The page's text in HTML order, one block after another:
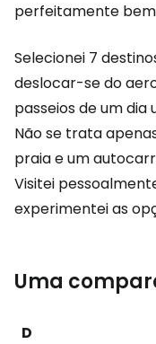
perfeitamente
Selecionei 7
deslocar-se do
passeios de um
Não se trata
praia e um
Visitei
experimentei as
Uma
D